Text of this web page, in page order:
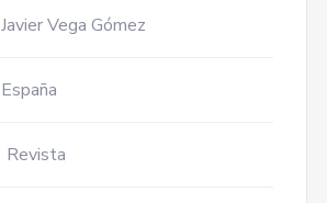
Javier Vega Gómez
España
Revista